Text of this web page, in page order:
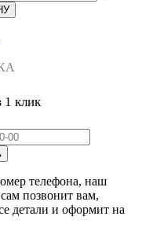
1 клик
телефона, наш
позвонит вам,
детали и оформит на